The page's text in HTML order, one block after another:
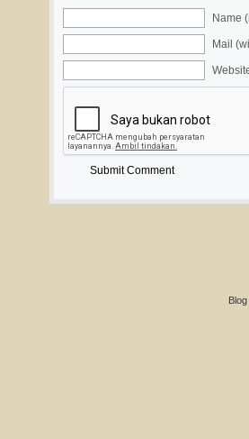
Name
Mail